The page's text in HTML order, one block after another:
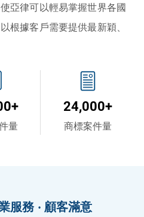
亞律可以輕易掌握世界各國
根據客戶需要提供最新穎、
+
量
24,000+
商標案件量
服務 ‧ 顧客滿意